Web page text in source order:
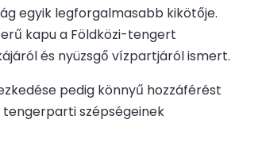
egyik legforgalmasabb kikötője.
kapu a Földközi-tengert
és nyüzsgő vízpartjáról ismert.
pedig könnyű hozzáférést
tengerparti szépségeinek